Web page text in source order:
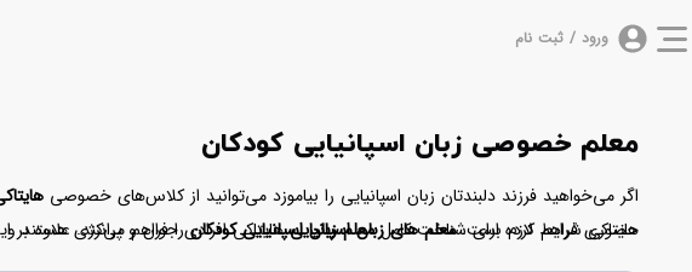
ورود / ثبت نام
معلم خصوصی زبان اسپانیایی کودکان
اگر می‌خواهید فرزند دلبندتان زبان اسپانیایی را بیاموزد می‌توانید از کلاس‌های خصوصی
حضوری فراهم کرده است.معلم های زبان اسپانیاییهایتاکی افرادی جوان و پرانرژی هستند و هایتاکی شرایط لازم برای شناخت کاملمعلم زبان اسپانیایی کودکانرا فراهم می‌کند. علاوه